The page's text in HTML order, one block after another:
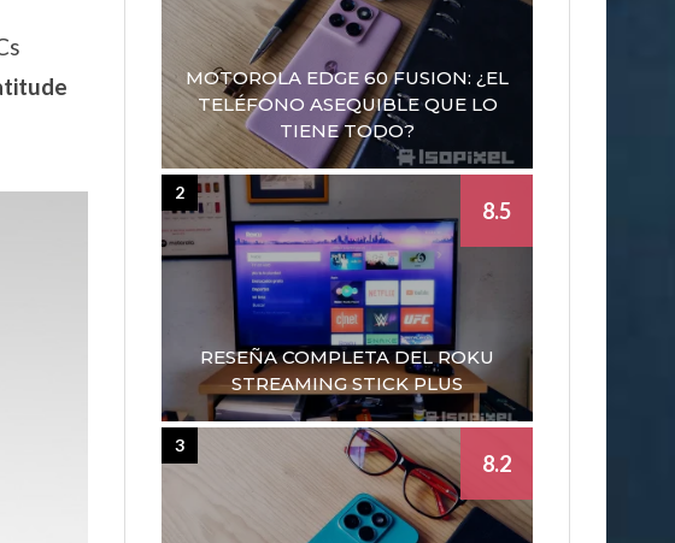
MOTOROLA EDGE 60 FUSION: ¿EL
TELÉFONO ASEQUIBLE QUE LO
TIENE TODO?
RESEÑA COMPLETA DEL ROKU
STREAMING STICK PLUS
8.5
2
8.2
3